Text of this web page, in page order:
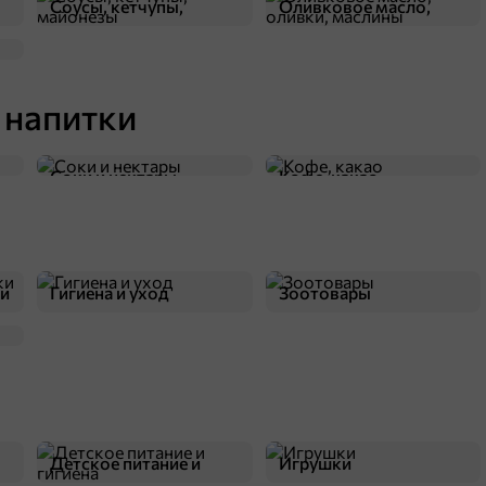
В корзину
₽
Соусы, кетчупы,
Оливковое масло,
Соки и нектары Кофе, какао
Гигиена и уход Зоотовары
Детское питание и
Игрушки